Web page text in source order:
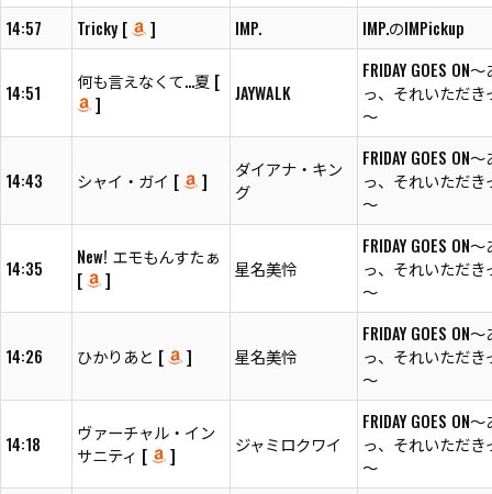
14:57
Tricky [ ] IMP. IMP.のIMPickup
14:51
何も言えなくて…夏 [
]
JAYWALK
FRIDAY GOES ON～
っ、それいただき
～
14:43 シャイ・ガイ [ ]
ダイアナ・キン
グ
FRIDAY GOES ON～
っ、それいただき
～
14:35
New! エモもんすたぁ
[
] 星名美怜
FRIDAY GOES ON～
っ、それいただき
～
14:26 ひかりあと [ ] 星名美怜
FRIDAY GOES ON～
っ、それいただき
～
14:18
ヴァーチャル・イン
サニティ [
] ジャミロクワイ
FRIDAY GOES ON～
っ、それいただき
～